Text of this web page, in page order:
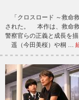
「クロスロード ～救命
された。 本作は、救命救
警察官らの正義と成長を
遥（今田美桜）や桐 …